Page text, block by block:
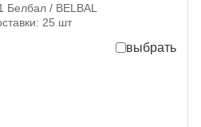
Белбал / BELBAL
25 шт
выбрать